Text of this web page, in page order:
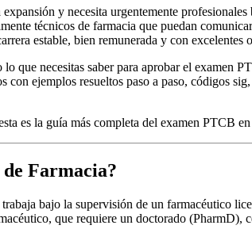
y necesita urgentemente
técnicos de farmacia que puedan
estable, bien remunerada y con excelentes
que necesitas saber para aprobar el
con ejemplos resueltos paso a paso, códigos
es la guía más completa del examen PTCB
Farmacia?
bajo la supervisión de un farmacéutico
que requiere un doctorado